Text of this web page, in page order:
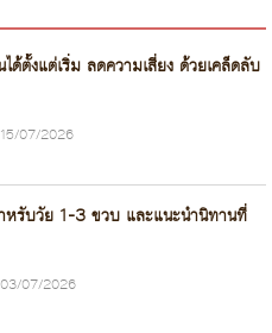
ด้ตั้งแต่เริ่ม ลดความเสี่ยง ด้วยเคล็ดลับ
15/07/2026
หรับวัย 1-3 ขวบ และแนะนำนิทานที่
03/07/2026